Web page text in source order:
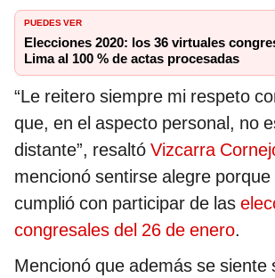
PUEDES VER
Elecciones 2020: los 36 virtuales
Lima al 100 % de actas procesadas
“Le reitero siempre mi respeto
que, en el aspecto personal, no
distante”, resaltó Vizcarra
mencionó sentirse alegre
cumplió con participar de las
congresales del 26 de enero.
Mencionó que además se siente